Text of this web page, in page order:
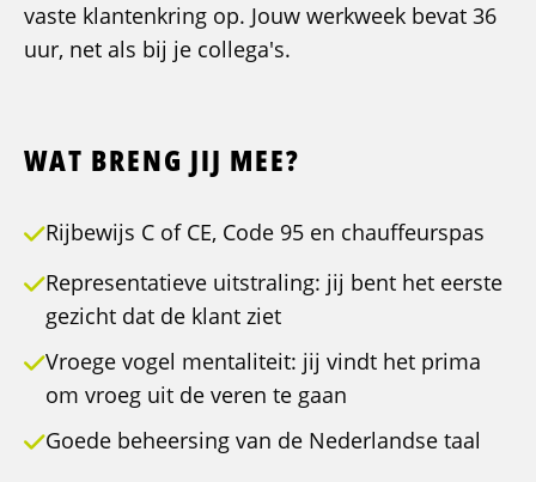
vaste klantenkring op. Jouw werkweek bevat 36
uur, net als bij je collega's.
WAT BRENG JIJ MEE?
Rijbewijs C of CE, Code 95 en chauffeurspas
Representatieve uitstraling: jij bent het eerste
gezicht dat de klant ziet
Vroege vogel mentaliteit: jij vindt het prima
om vroeg uit de veren te gaan
Goede beheersing van de Nederlandse taal